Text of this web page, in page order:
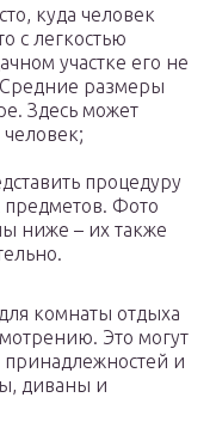
куда человек
с легкостью
участке его не
Средние размеры
Здесь может
человек;
процедуру
предметов. Фото
ниже – их также
комнаты отдыха
Это могут
и
диваны и